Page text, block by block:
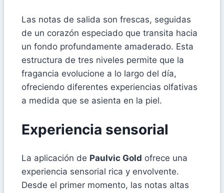
Las notas de salida son frescas, seguidas
de un corazón especiado que transita hacia
un fondo profundamente amaderado. Esta
estructura de tres niveles permite que la
fragancia evolucione a lo largo del día,
ofreciendo diferentes experiencias olfativas
a medida que se asienta en la piel.
Experiencia sensorial
La aplicación de Paulvic Gold ofrece una
experiencia sensorial rica y envolvente.
Desde el primer momento, las notas altas